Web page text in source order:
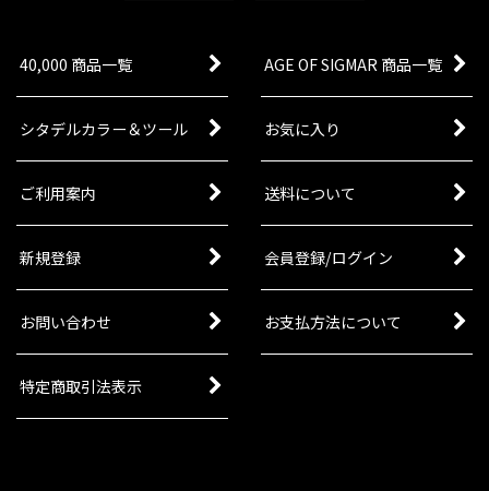
40,000 商品一覧 AGE OF SIGMAR 商品一覧
シタデルカラー＆ツール お気に入り
ご利用案内 送料について
新規登録 会員登録/ログイン
お問い合わせ お支払方法について
特定商取引法表示